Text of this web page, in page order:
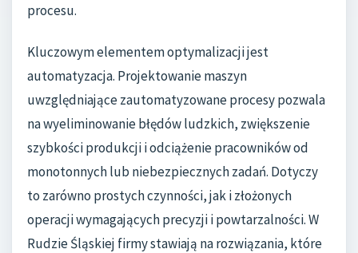
procesu.
Kluczowym elementem optymalizacji jest
automatyzacja. Projektowanie maszyn
uwzględniające zautomatyzowane procesy pozwala
na wyeliminowanie błędów ludzkich, zwiększenie
szybkości produkcji i odciążenie pracowników od
monotonnych lub niebezpiecznych zadań. Dotyczy
to zarówno prostych czynności, jak i złożonych
operacji wymagających precyzji i powtarzalności. W
Rudzie Śląskiej firmy stawiają na rozwiązania, które